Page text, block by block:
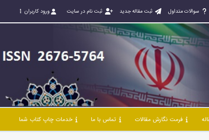
سوالات متداول ثبت مقاله جدید ثبت نام در سایت ورود کاربران
فرمت نگارش مقالات تماس با ما خدمات چاپ کتاب شما